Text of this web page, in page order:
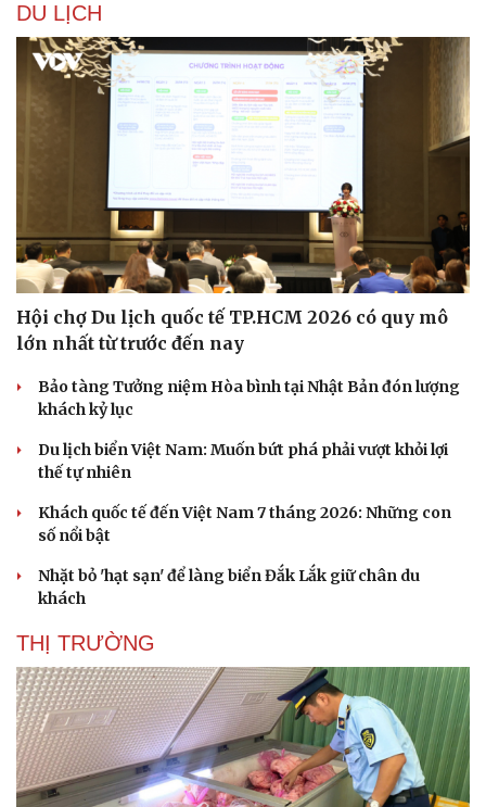
Tư vấn
Săn Tour
check-in
Câu chuyện thời sự
Cửa sổ tình yêu
Kể chuyện cho bé
DU LỊCH
Hội chợ Du lịch quốc tế TP.HCM 2026 có quy mô
lớn nhất từ trước đến nay
Bảo tàng Tưởng niệm Hòa bình tại Nhật Bản đón lượng
khách kỷ lục
Du lịch biển Việt Nam: Muốn bứt phá phải vượt khỏi lợi
thế tự nhiên
Khách quốc tế đến Việt Nam 7 tháng 2026: Những con
số nổi bật
Nhặt bỏ 'hạt sạn' để làng biển Đắk Lắk giữ chân du
khách
THỊ TRƯỜNG